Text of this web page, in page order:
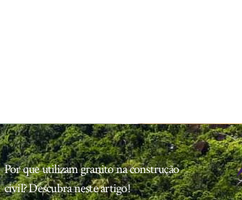
Por que utilizam granito na construção
civil? Descubra neste artigo!